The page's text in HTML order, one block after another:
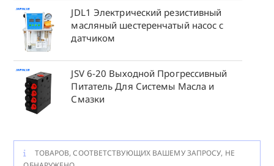
JDL1 Электрический резистивный
масляный шестеренчатый насос с
датчиком
JSV 6-20 Выходной Прогрессивный
Питатель Для Системы Масла и
Смазки
ТОВАРОВ, СООТВЕТСТВУЮЩИХ ВАШЕМУ ЗАПРОСУ, НЕ